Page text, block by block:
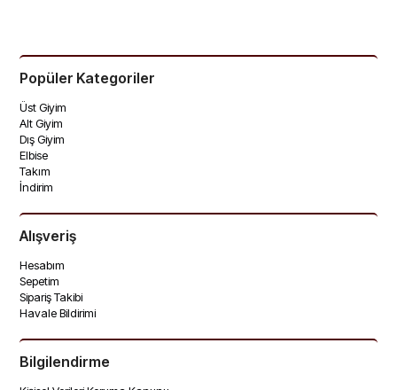
Popüler Kategoriler
Üst Giyim
Alt Giyim
Dış Giyim
Elbise
Takım
İndirim
Alışveriş
Hesabım
Sepetim
Sipariş Takibi
Havale Bildirimi
Bilgilendirme